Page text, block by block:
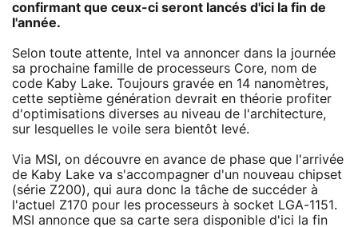
confirmant que ceux-ci seront lancés d'ici la fin de
l'année.
Selon toute attente, Intel va annoncer dans la journée
sa prochaine famille de processeurs Core, nom de
code Kaby Lake. Toujours gravée en 14 nanomètres,
cette septième génération devrait en théorie profiter
d'optimisations diverses au niveau de l'architecture,
sur lesquelles le voile sera bientôt levé.
Via MSI, on découvre en avance de phase que l'arrivée
de Kaby Lake va s'accompagner d'un nouveau chipset
(série Z200), qui aura donc la tâche de succéder à
l'actuel Z170 pour les processeurs à socket LGA-1151.
MSI annonce que sa carte sera disponible d'ici la fin